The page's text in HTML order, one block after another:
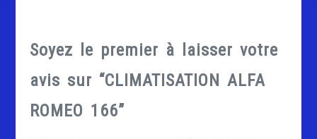
Soyez le premier à laisser votre
avis sur “CLIMATISATION ALFA
ROMEO 166”